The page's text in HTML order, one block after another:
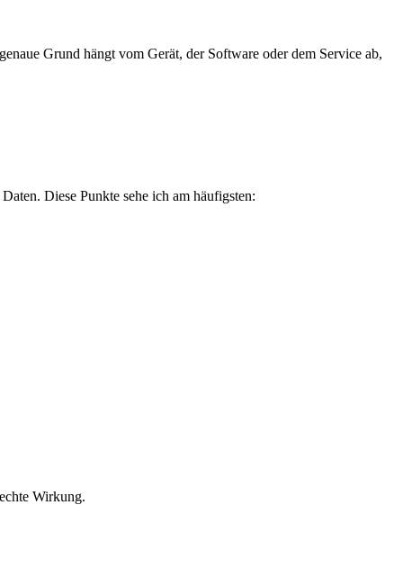
Grund hängt vom Gerät, der Software oder dem Service ab,
Diese Punkte sehe ich am häufigsten:
Wirkung.